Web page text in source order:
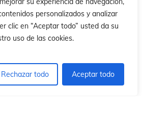
personalizados y analizar
clic en “Aceptar todo” usted da su
uso de las cookies.
Rechazar todo Aceptar todo